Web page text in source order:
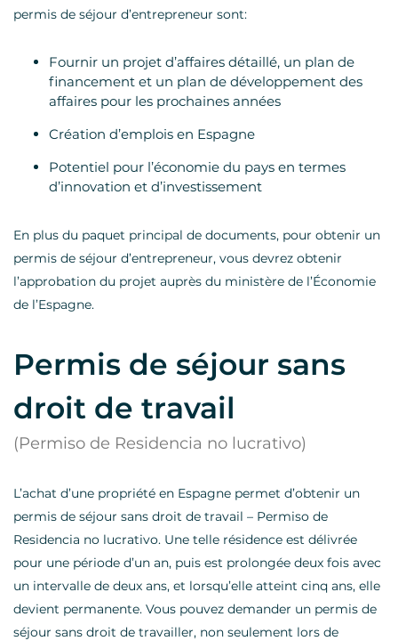
permis de séjour d’entrepreneur sont:
Fournir un projet d’affaires détaillé, un plan de
financement et un plan de développement des
affaires pour les prochaines années
Création d’emplois en Espagne
Potentiel pour l’économie du pays en termes
d’innovation et d’investissement
En plus du paquet principal de documents, pour obtenir un
permis de séjour d’entrepreneur, vous devrez obtenir
l’approbation du projet auprès du ministère de l’Économie
de l’Espagne.
Permis de séjour sans
droit de travail
(Permiso de Residencia no lucrativo)
L’achat d’une propriété en Espagne permet d’obtenir un
permis de séjour sans droit de travail – Permiso de
Residencia no lucrativo. Une telle résidence est délivrée
pour une période d’un an, puis est prolongée deux fois avec
un intervalle de deux ans, et lorsqu’elle atteint cinq ans, elle
devient permanente. Vous pouvez demander un permis de
séjour sans droit de travailler, non seulement lors de